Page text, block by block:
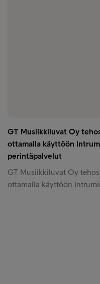
GT Musiikkiluvat Oy
ottamalla käyttöön
perintäpalvelut
GT Musiikkiluvat Oy
ottamalla käyttöön